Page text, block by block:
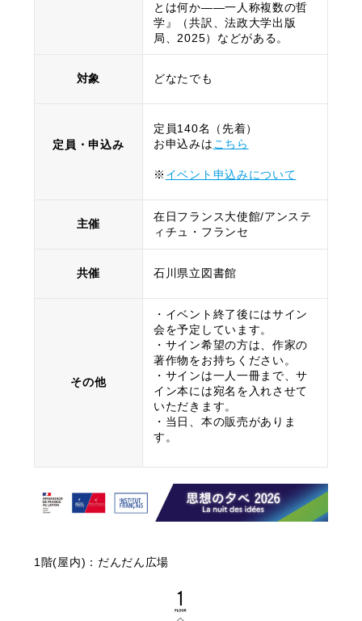
とは何か——一人称複数の哲
学』（共訳、法政大学出版
局、2025）などがある。
対象 どなたでも
定員・申込み
定員140名（先着）
お申込みはこちら
※ イベント申込みについて
主催
在日フランス大使館/アンステ
ィチュ・フランセ
共催 石川県立図書館
その他
・イベント終了後にはサイン
会を予定しています。
・サイン希望の方は、作家の
著作物をお持ちください。
・サインは一人一冊まで、サ
イン本には宛名を入れさせて
いただきます。
・当日、本の販売がありま
す。
1階(屋内)：だんだん広場